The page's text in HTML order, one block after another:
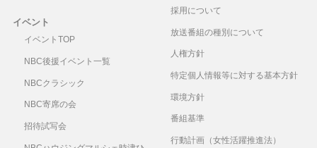
イベント
イベントTOP
NBC後援イベント一覧
NBCクラシック
NBC寄席の会
招待試写会
採用について
放送番組の種別について
人権方針
特定個人情報等に対する基本方針
環境方針
番組基準
行動計画（女性活躍推進法）